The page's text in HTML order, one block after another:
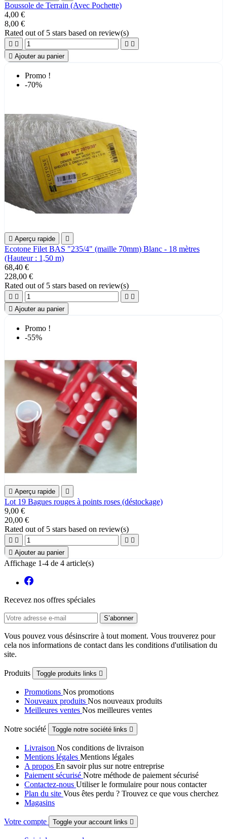
Boussole de Terrain (Avec Pochette)
4,00 €
8,00 €
Rated out of 5 stars based on review(s)
   
 Ajouter au panier
Promo !
-70%
 Aperçu rapide 
Ecotone Filet BAS "235/4" (maille 70mm) Blanc - 18 mètres
(Hauteur : 1,50 m)
68,40 €
228,00 €
Rated out of 5 stars based on review(s)
   
 Ajouter au panier
Promo !
-55%
 Aperçu rapide 
Lot 19 Bagues rouges à points roses (déstockage)
9,00 €
20,00 €
Rated out of 5 stars based on review(s)
   
 Ajouter au panier
Affichage 1-4 de 4 article(s)
Recevez nos offres spéciales
Vous pouvez vous désinscrire à tout moment. Vous trouverez pour
cela nos informations de contact dans les conditions d'utilisation du
site.
Produits Toggle produits links 
Promotions Nos promotions
Nouveaux produits Nos nouveaux produits
Meilleures ventes Nos meilleures ventes
Notre société Toggle notre société links 
Livraison Nos conditions de livraison
Mentions légales Mentions légales
A propos En savoir plus sur notre entreprise
Paiement sécurisé Notre méthode de paiement sécurisé
Contactez-nous Utiliser le formulaire pour nous contacter
Plan du site Vous êtes perdu ? Trouvez ce que vous cherchez
Magasins
Votre compte Toggle your account links 